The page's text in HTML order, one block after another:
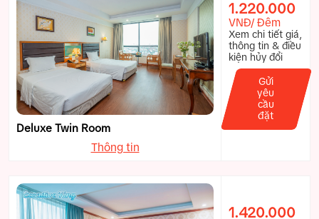
Deluxe Twin Room
Thông tin
1.220.000
VNĐ/ Đêm
Xem chi tiết giá,
thông tin & điều
kiện hủy đổi
Gửi
yêu
cầu
đặt
1.420.000